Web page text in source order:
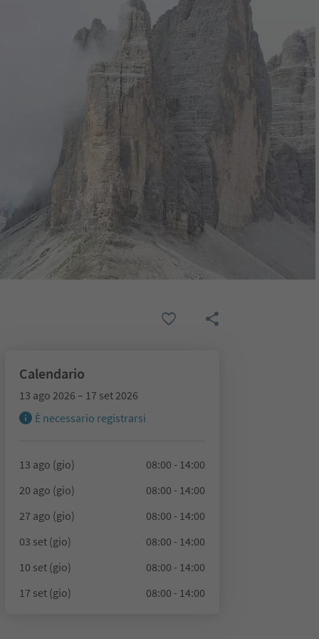
Calendario
13 ago 2026 – 17 set 2026
È necessario registrarsi
13 ago (gio)
08:00 - 14:00
20 ago (gio)
08:00 - 14:00
27 ago (gio)
08:00 - 14:00
03 set (gio)
08:00 - 14:00
10 set (gio)
08:00 - 14:00
17 set (gio)
08:00 - 14:00